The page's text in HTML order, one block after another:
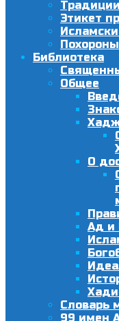
Этикет
Библиотека
Общее
О
Ад и
Словарь
99 имен